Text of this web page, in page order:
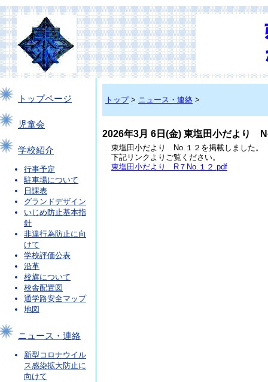
トップページ
児童会
学校紹介
行事予定
駐車場について
日課表
グランドデザイン
いじめ防止基本指
針
非違行為防止に向
けて
学校評価公表
沿革
校旗について
校舎配置図
通学路安全マップ
地図
ニュース・連絡
新型コロナウイル
ス感染拡大防止に
向けて
トップ> ニュース・連絡 >
2026年3月 6日(金) 東塩田小だより
東塩田小だより No.１２を掲載しました。
下記リンクよりご覧ください。
東塩田小だより R７No.１２.pdf